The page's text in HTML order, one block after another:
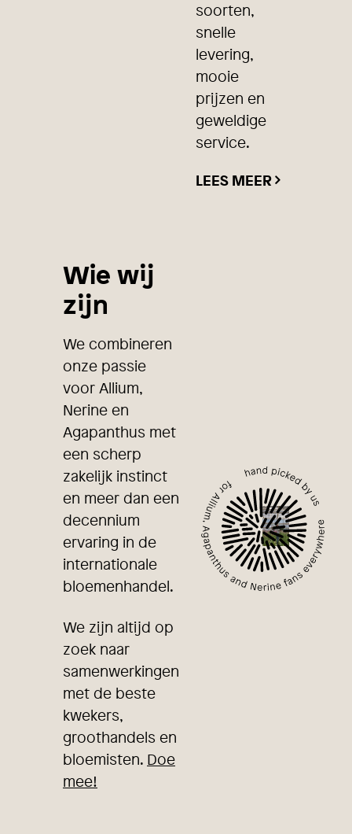
soorten,
snelle
levering,
mooie
prijzen en
geweldige
service.
LEES MEER
Wie wij
zijn
We combineren
onze passie
voor Allium,
Nerine en
Agapanthus met
een scherp
zakelijk instinct
en meer dan een
decennium
ervaring in de
internationale
bloemenhandel.
We zijn altijd op
zoek naar
samenwerkingen
met de beste
kwekers,
groothandels en
bloemisten. Doe
mee!